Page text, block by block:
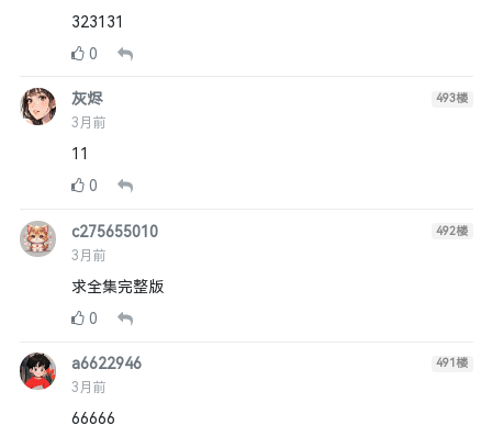
323131
0
灰烬
3月前
493楼
11
0
c275655010
3月前
492楼
求全集完整版
0
a6622946
3月前
491楼
66666